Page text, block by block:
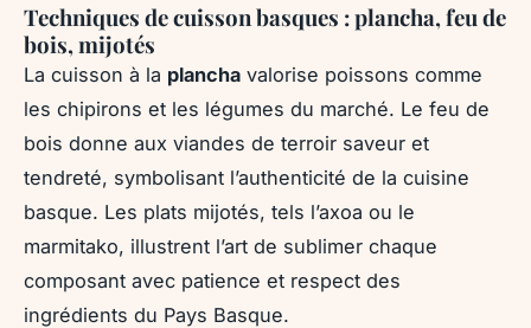
Techniques de cuisson basques : plancha, feu de
bois, mijotés
La cuisson à la plancha valorise poissons comme
les chipirons et les légumes du marché. Le feu de
bois donne aux viandes de terroir saveur et
tendreté, symbolisant l’authenticité de la cuisine
basque. Les plats mijotés, tels l’axoa ou le
marmitako, illustrent l’art de sublimer chaque
composant avec patience et respect des
ingrédients du Pays Basque.